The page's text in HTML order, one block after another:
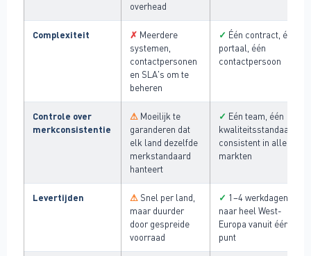
overhead
Complexiteit ✗ Meerdere
systemen,
contactpersonen
en SLA's om te
beheren
✓ Één contract, één
portaal, één
contactpersoon
Controle over
merkconsistentie
⚠ Moeilijk te
garanderen dat
elk land dezelfde
merkstandaard
hanteert
✓ Eén team, één
kwaliteitsstandaard,
consistent in alle
markten
Levertijden ⚠ Snel per land,
maar duurder
door gespreide
voorraad
✓ 1–4 werkdagen
naar heel West-
Europa vanuit één
punt